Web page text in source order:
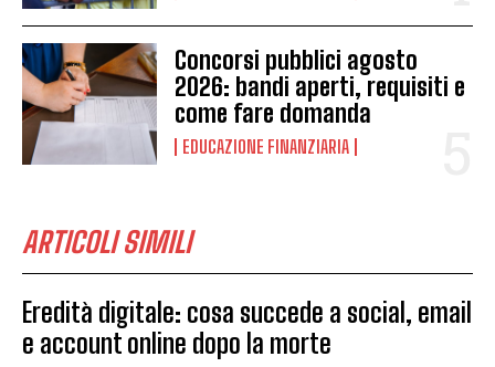
Concorsi pubblici agosto
2026: bandi aperti, requisiti e
come fare domanda
EDUCAZIONE FINANZIARIA
ARTICOLI SIMILI
Eredità digitale: cosa succede a social, email
e account online dopo la morte